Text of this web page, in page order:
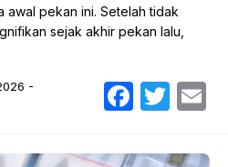
awal pekan ini. Setelah tidak
sejak akhir pekan lalu,
-